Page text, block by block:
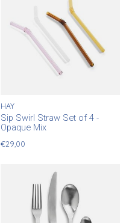
HAY
Sip Swirl Straw Set of 4 -
Opaque Mix
€29,00